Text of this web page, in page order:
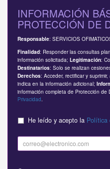
INFORMACIÓN
PROTECCIÓN DE
Responsable: SERVICIOS
Finalidad: Responder las consultas
información solicitada; Legitimación:
Destinatarios: Solo se realizan
Derechos: Acceder, rectificar y
indica en la información adicional;
información completa de Protección de
Privacidad
He leído y acepto la Política